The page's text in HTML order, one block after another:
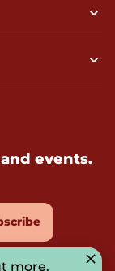
events.
more.